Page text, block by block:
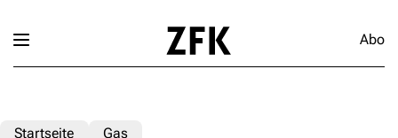
Abo
Startseite Gas